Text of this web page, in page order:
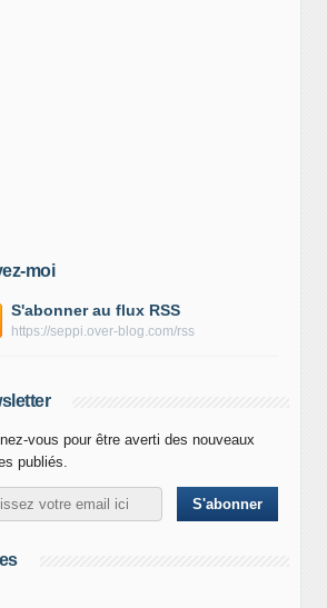
moi
S'abonner au flux RSS
https://seppi.over-blog.com/rss
vous pour être averti des nouveaux
publiés.